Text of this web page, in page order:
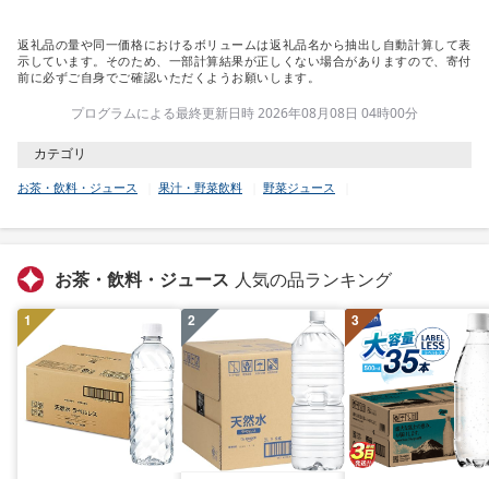
返礼品の量や同一価格におけるボリュームは返礼品名から抽出し自動計算して表
示しています。そのため、一部計算結果が正しくない場合がありますので、寄付
前に必ずご自身でご確認いただくようお願いします。
プログラムによる最終更新日時 2026年08月08日 04時00分
カテゴリ
お茶・飲料・ジュース 果汁・野菜飲料 野菜ジュース
お茶・飲料・ジュース 人気の品ランキング
1 2 3